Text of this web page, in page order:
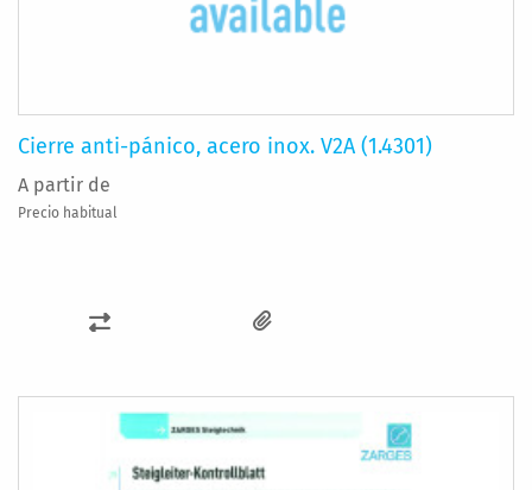
Cierre anti-pánico, acero inox. V2A (1.4301)
A partir de
Precio habitual
AÑADIR
COMPARAR